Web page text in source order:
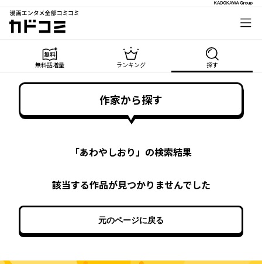
漫画エンタメ全部コミコミ
カドコミ
無料話増量 ランキング 探す
作家から探す
「あわやしおり」の検索結果
該当する作品が見つかりませんでした
元のページに戻る